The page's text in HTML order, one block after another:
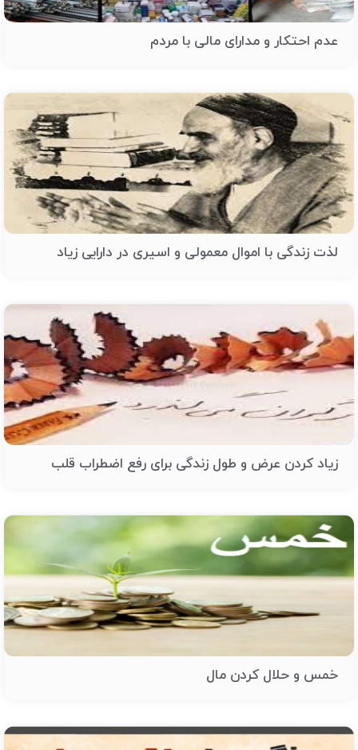
عدم احتکار و مدارای مالی با مردم
لذت زندگی با اموال معمولی و اسیری در دارایی زیاد
زیاد کردن عرض و طول زندگی برای رفع اضطراب قلب
خمس و حلال کردن مال